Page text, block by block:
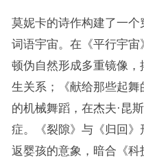
莫妮卡的诗作构建了一
词语宇宙。在《平行宇
顿伪自然形成多重镜像
生关系；《献给那些起舞
的机械舞蹈，在杰夫·昆
症。《裂隙》与《归回
返婴孩的意象，暗合《科